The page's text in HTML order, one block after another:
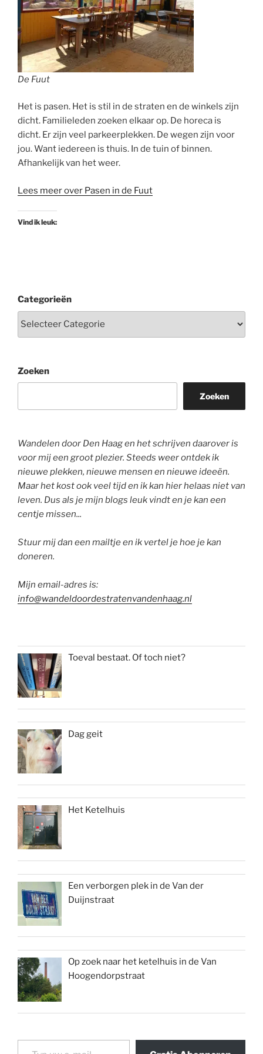
De Fuut
Het is pasen. Het is stil in de straten en de winkels zijn
dicht. Familieleden zoeken elkaar op. De horeca is
dicht. Er zijn veel parkeerplekken. De wegen zijn voor
jou. Want iedereen is thuis. In de tuin of binnen.
Afhankelijk van het weer.
Lees meer over Pasen in de Fuut
Vind ik leuk:
Categorieën
Zoeken
Zoeken
Wandelen door Den Haag en het schrijven daarover is
voor mij een groot plezier. Steeds weer ontdek ik
nieuwe plekken, nieuwe mensen en nieuwe ideeën.
Maar het kost ook veel tijd en ik kan hier helaas niet van
leven. Dus als je mijn blogs leuk vindt en je kan een
centje missen...
Stuur mij dan een mailtje en ik vertel je hoe je kan
doneren.
Mijn email-adres is:
info@wandeldoordestratenvandenhaag.nl
Toeval bestaat. Of toch niet?
Dag geit
Het Ketelhuis
Een verborgen plek in de Van der
Duijnstraat
Op zoek naar het ketelhuis in de Van
Hoogendorpstraat
Typ uw e-mail...